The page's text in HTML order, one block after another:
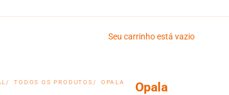
Seu carrinho está vazio
TODOS OS PRODUTOS OPALA Opala